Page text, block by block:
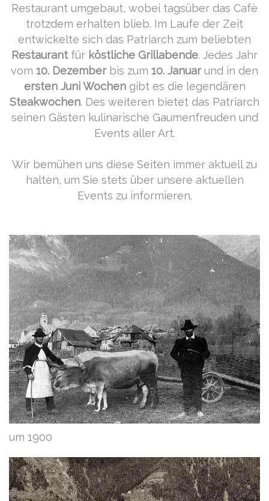
Restaurant umgebaut, wobei tagsüber das Cafè
trotzdem erhalten blieb. Im Laufe der Zeit
entwickelte sich das Patriarch zum beliebten
Restaurantfür köstliche Grillabende. Jedes Jahr
vom 10. Dezemberbis zum 10. Januarund in den
ersten Juni Wochengibt es die legendären
Steakwochen. Des weiteren bietet das Patriarch
seinen Gästen kulinarische Gaumenfreuden und
Events aller Art.
Wir bemühen uns diese Seiten immer aktuell zu
halten, um Sie stets über unsere aktuellen
Events zu informieren.
um 1900